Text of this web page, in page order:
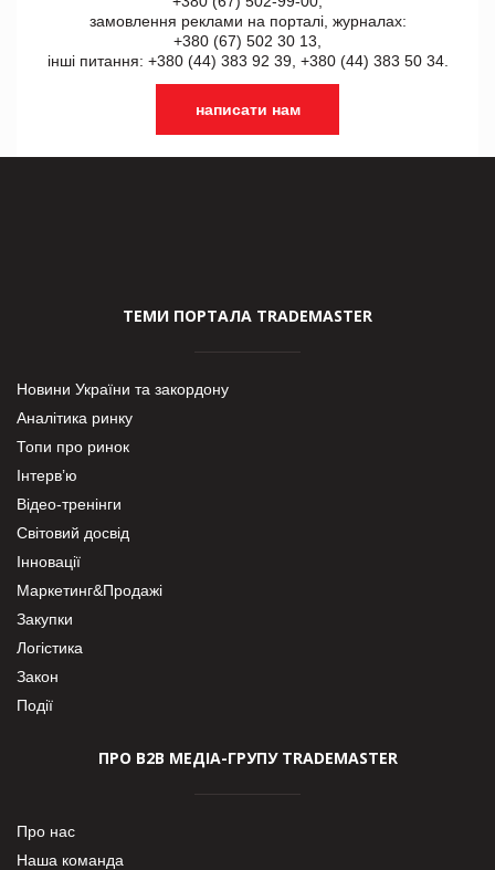
замовлення реклами на порталі, журналах:
+380 (67) 502 30 13,
інші питання: +380 (44) 383 92 39, +380 (44) 383 50 34.
написати нам
ТЕМИ ПОРТАЛА TRADEMASTER
Новини України та закордону
Аналітика ринку
Топи про ринок
Інтерв’ю
Відео-тренінги
Світовий досвід
Інновації
Маркетинг&Продажі
Закупки
Логістика
Закон
Події
ПРО В2В МЕДІА-ГРУПУ TRADEMASTER
Про нас
Наша команда